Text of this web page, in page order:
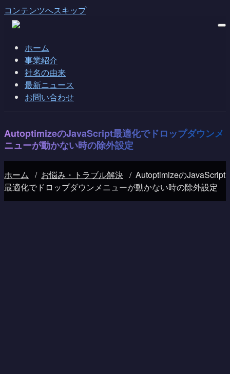
コンテンツへスキップ
ホーム
事業紹介
社名の由来
最新ニュース
お問い合わせ
AutoptimizeのJavaScript最適化でドロップダウンメ
ニューが動かない時の除外設定
ホーム / お悩み・トラブル解決 / AutoptimizeのJavaScript
最適化でドロップダウンメニューが動かない時の除外設定